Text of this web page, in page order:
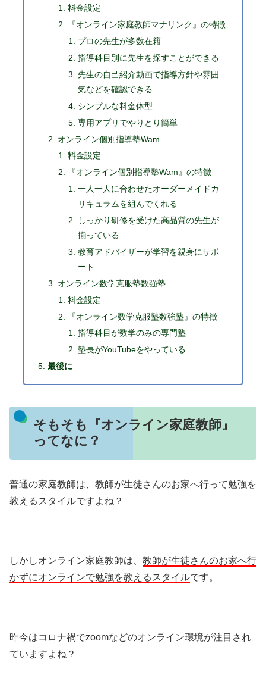
料金設定
『オンライン家庭教師マナリンク』の特徴
プロの先生が多数在籍
指導科目別に先生を探すことができる
先生の自己紹介動画で指導方針や雰囲
気などを確認できる
シンプルな料金体型
専用アプリでやりとり簡単
オンライン個別指導塾Wam
料金設定
『オンライン個別指導塾Wam』の特徴
一人一人に合わせたオーダーメイドカ
リキュラムを組んでくれる
しっかり研修を受けた高品質の先生が
揃っている
教育アドバイザーが学習を親身にサポ
ート
オンライン数学克服塾数強塾
料金設定
『オンライン数学克服塾数強塾』の特徴
指導科目が数学のみの専門塾
塾長がYouTubeをやっている
最後に
そもそも『オンライン家庭教師』
ってなに？
普通の家庭教師は、教師が生徒さんのお家へ行って勉強を
教えるスタイルですよね？
しかしオンライン家庭教師は、 教師が生徒さんのお家へ行
かずにオンラインで勉強を教えるスタイルです。
昨今はコロナ禍でzoomなどのオンライン環境が注目され
ていますよね？